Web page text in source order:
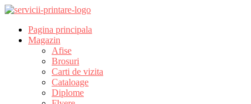
Pagina principala
Magazin
Afise
Brosuri
Carti de vizita
Cataloage
Diplome